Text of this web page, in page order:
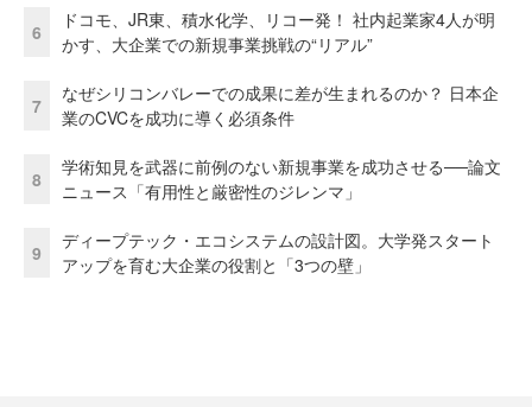
6
ドコモ、JR東、積水化学、リコー発！ 社内起業家4人が明
かす、大企業での新規事業挑戦の“リアル”
7
なぜシリコンバレーでの成果に差が生まれるのか？ 日本企
業のCVCを成功に導く必須条件
8
学術知見を武器に前例のない新規事業を成功させる──論文
ニュース「有用性と厳密性のジレンマ」
9
ディープテック・エコシステムの設計図。大学発スタート
アップを育む大企業の役割と「3つの壁」